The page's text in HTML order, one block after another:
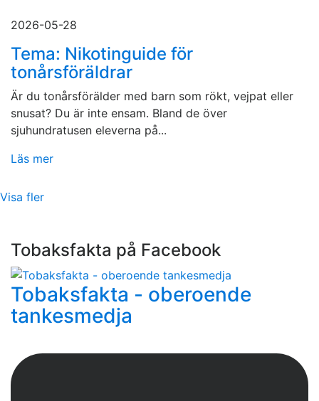
2026-05-28
Tema: Nikotinguide för
tonårsföräldrar
Är du tonårsförälder med barn som rökt, vejpat eller
snusat? Du är inte ensam. Bland de över
sjuhundratusen eleverna på...
Läs mer
Visa fler
Tobaksfakta på Facebook
Tobaksfakta - oberoende
tankesmedja